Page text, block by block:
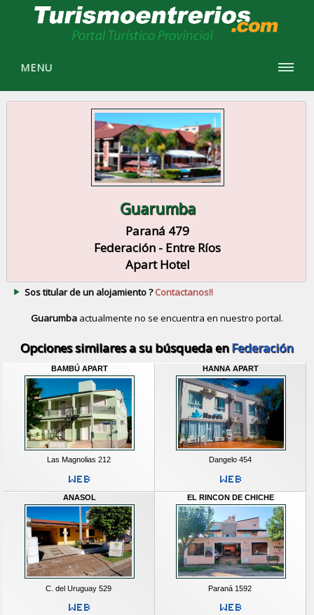
MENU
Guarumba
Paraná 479
Federación - Entre Ríos
Apart Hotel
Sos titular de un alojamiento ?Contactanos!!
Guarumbaactualmente no se encuentra en nuestro portal.
Opciones similares a su búsqueda enFederación
BAMBÚ APART
Las Magnolias 212
HANNA APART
Dangelo 454
ANASOL
C. del Uruguay 529
EL RINCON DE CHICHE
Paraná 1592